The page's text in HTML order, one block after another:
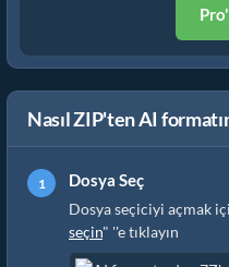
Nasıl ZIP'ten AI
Dosya Seç
Dosya seçiciyi açmak
seçin" ''e tıklayın